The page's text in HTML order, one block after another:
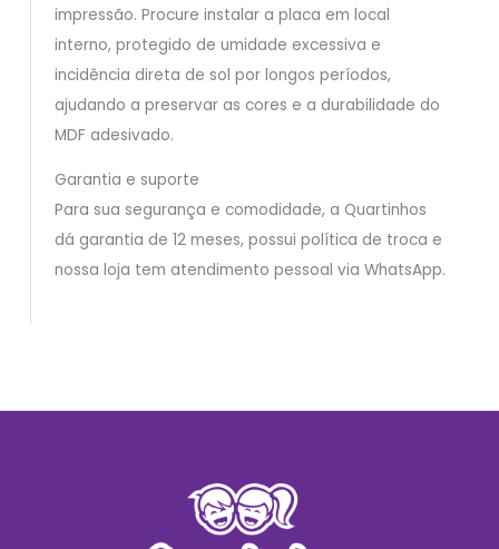
impressão. Procure instalar a placa em local
interno, protegido de umidade excessiva e
incidência direta de sol por longos períodos,
ajudando a preservar as cores e a durabilidade do
MDF adesivado.
Garantia e suporte
Para sua segurança e comodidade, a Quartinhos
dá garantia de 12 meses, possui política de troca e
nossa loja tem atendimento pessoal via WhatsApp.